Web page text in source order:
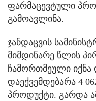
ფარმაცევტული
გამოავლინა.
ჯანდაცვის
მიმდინარე წლის
ჩამორთმეული იქნა
დაექვემდებარა 4
პროდუქტი. გარდა